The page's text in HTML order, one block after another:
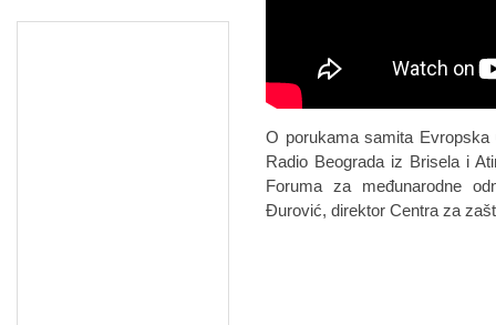
O porukama samita Evropska
Radio Beograda iz Brisela i
Foruma za međunarodne
Đurović, direktor Centra za